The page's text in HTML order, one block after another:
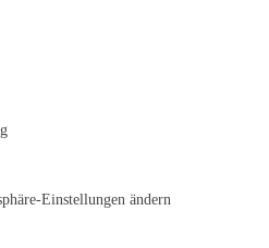
Einstellungen ändern